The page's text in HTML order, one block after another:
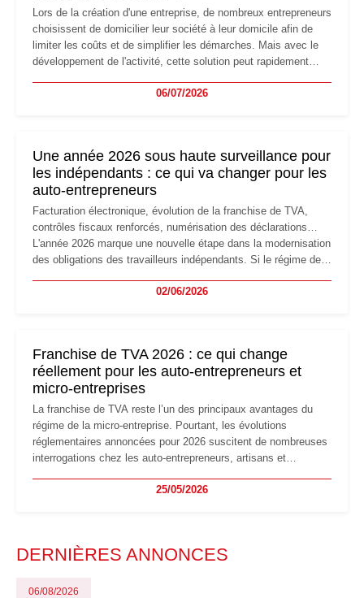
Lors de la création d'une entreprise, de nombreux entrepreneurs
choisissent de domicilier leur société à leur domicile afin de
limiter les coûts et de simplifier les démarches. Mais avec le
développement de l'activité, cette solution peut rapidement
professionnels, recrutement, image de marque… Le
06/07/2026
Une année 2026 sous haute surveillance pour
les indépendants : ce qui va changer pour les
auto-entrepreneurs
Facturation électronique, évolution de la franchise de TVA,
contrôles fiscaux renforcés, numérisation des déclarations…
L'année 2026 marque une nouvelle étape dans la modernisation
des obligations des travailleurs indépendants. Si le régime de
les auto-entrepreneurs devront s'adapter à un environnement
02/06/2026
Franchise de TVA 2026 : ce qui change
réellement pour les auto-entrepreneurs et
micro-entreprises
La franchise de TVA reste l’un des principaux avantages du
régime de la micro-entreprise. Pourtant, les évolutions
réglementaires annoncées pour 2026 suscitent de nombreuses
interrogations chez les auto-entrepreneurs, artisans et
facturation ou risque de bascule vers la TVA : les règles
25/05/2026
DERNIÈRES ANNONCES
06/08/2026